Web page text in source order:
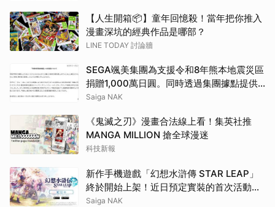
【人生開箱📦】童年回憶殺！當年把你推入
漫畫深坑的經典作品是哪部？
LINE TODAY 討論牆
SEGA颯美集團為支援令和8年熊本地震災區
捐贈1,000萬日圓。同時透過集團據點提供
救援物資
Saiga NAK
《鬼滅之刃》漫畫合法線上看！集英社推
MANGA MILLION 搶全球漫迷
科技新報
新作手機遊戲「幻想水滸傳 STAR LEAP」
終於開始上架！近日預定實裝的首次活動資
訊同步解禁
Saiga NAK